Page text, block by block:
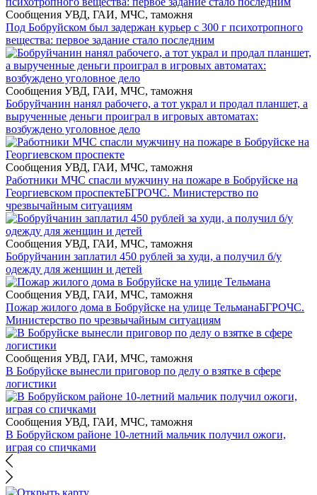
Сообщения УВД, ГАИ, МЧС, таможня
Под Бобруйском был задержан курьер с 300 г психотропного
вещества: первое задание стало последним
Сообщения УВД, ГАИ, МЧС, таможня
Бобруйчанин нанял рабочего, а тот украл и продал планшет, а
вырученные деньги проиграл в игровых автоматах:
возбуждено уголовное дело
Сообщения УВД, ГАИ, МЧС, таможня
Работники МЧС спасли мужчину на пожаре в Бобруйске на
Георгиевском проспектеБГРОЧС. Министерство по
чрезвычайным ситуациям
Сообщения УВД, ГАИ, МЧС, таможня
Бобруйчанин заплатил 450 рублей за худи, а получил б/у
одежду для женщин и детей
Сообщения УВД, ГАИ, МЧС, таможня
Пожар жилого дома в Бобруйске на улице ТельманаБГРОЧС.
Министерство по чрезвычайным ситуациям
Сообщения УВД, ГАИ, МЧС, таможня
В Бобруйске вынесли приговор по делу о взятке в сфере
логистики
Сообщения УВД, ГАИ, МЧС, таможня
В Бобруйском районе 10-летний мальчик получил ожоги,
играя со спичками